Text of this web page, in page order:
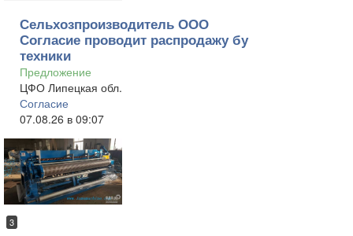
Сельхозпроизводитель ООО
Согласие проводит распродажу бу
техники
Предложение
ЦФО Липецкая обл.
Согласие
07.08.26 в 09:07
3